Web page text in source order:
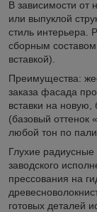
В зависимости от
или выпуклой
стиль интерьера.
сборным
вставкой).
Преимущества:
заказа фасада
вставки на
(базовый оттенок
любой тон по
Глухие радиусные
заводского
прессования на
готовых деталей